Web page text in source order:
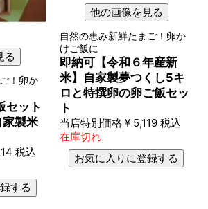
る
！卵か
セット
家製米
税込
する
他の画像を見る
自然の恵み新鮮たまご！卵か
けご飯に
即納可【令和６年産新
米】自家製夢つくし5キ
ロと特撰卵の卵ご飯セッ
ト
当店特別価格 ¥ 5,119 税込
在庫切れ
お気に入りに登録する